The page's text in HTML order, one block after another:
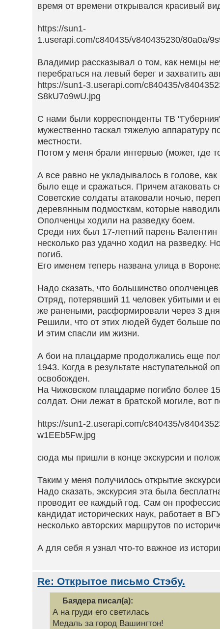
время от времени открывался красивый
https://sun1-
1.userapi.com/c840435/v840435230/80a0a/
Владимир рассказывал о том, как немцы
перебраться на левый берег и захватить
https://sun1-3.userapi.com/c840435/
S8kU7o9wU.jpg
С нами были корреспонденты ТВ
мужественно таскал тяжелую аппаратуру
местности.
Потом у меня брали интервью (может, где
А все равно не укладывалось в голове,
было еще и сражаться. Причем атаковать
Советские солдаты атаковали ночью,
деревянным подмосткам, которые
Ополченцы ходили на разведку боем.
Среди них был 17-летний парень Валентин
несколько раз удачно ходил на разведку.
погиб.
Его именем теперь названа улица в
Надо сказать, что большинство
Отряд, потерявший 11 человек убитыми и
же ранеными, расформировали через 3
Решили, что от этих людей будет больше
И этим спасли им жизни.
А бои на плацдарме продолжались еще
1943. Когда в результате наступательной
освобожден.
На Чижовском плацдарме погибло более 15
солдат. Они лежат в братской могиле, вот
https://sun1-2.userapi.com/c840435/
w1EEb5Fw.jpg
сюда мы пришли в конце экскурсии и
Таким у меня получилось открытие
Надо сказать, экскурсия эта была
проводит ее каждый год. Сам он
кандидат исторических наук, работает в
несколько авторских маршрутов по
А для себя я узнал что-то важное из
Re: Открытое письмо Стэбу.
Баядера писал(а):
А на груди его светилась
Медаль за город Вашингтон!